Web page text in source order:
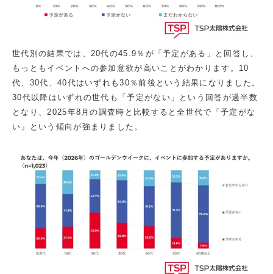
世代別の結果では、20代の45.9％が「予定がある」と回答し、
もっともイベントへの参加意欲が高いことがわかります。10
代、30代、40代はいずれも30％前後という結果になりました。
30代以降はいずれの世代も「予定がない」という回答が過半数
となり、2025年8月の調査時と比較すると全世代で「予定がな
い」という傾向が強まりました。